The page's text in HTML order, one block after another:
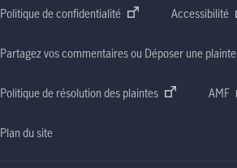
Politique de confidentialité Accessibilité
Partagez vos commentaires ou Déposer une plainte
Politique de résolution des plaintes AMF
Plan du site